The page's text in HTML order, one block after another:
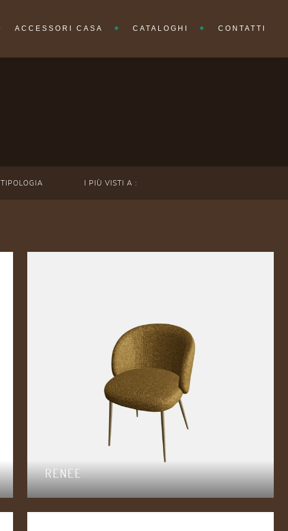
ACCESSORI CASA CATALOGHI CONTATTI
TIPOLOGIA I PIÙ VISTI A :
RENEE